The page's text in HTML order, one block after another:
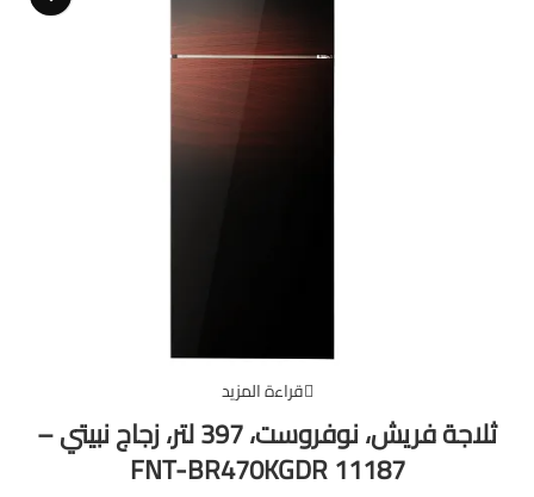
قراءة المزيد
ثلاجة فريش، نوفروست، 397 لتر، زجاج نبيتي –
FNT-BR470KGDR 11187